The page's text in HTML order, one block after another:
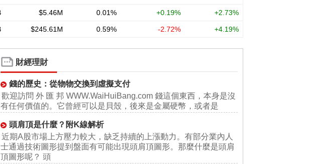
財經理財
錢的歷史：從物物交換到虛擬支付
歡迎訪問 外 匯 邦 WWW.WaiHuiBang.com 錢這個東西，本身是沒
有任何價值的。它曾經可以是貝殼，後來是金屬硬幣，或者是
頭肩頂是什麼？附K線解析
近期A股市場上方壓力較大，缺乏持續的上漲動力。有部分業內人
士通過技術圖形提到盤面有可能出現頭肩頂圖形。那麼什麼是頭肩
頂圖形呢？ 頭